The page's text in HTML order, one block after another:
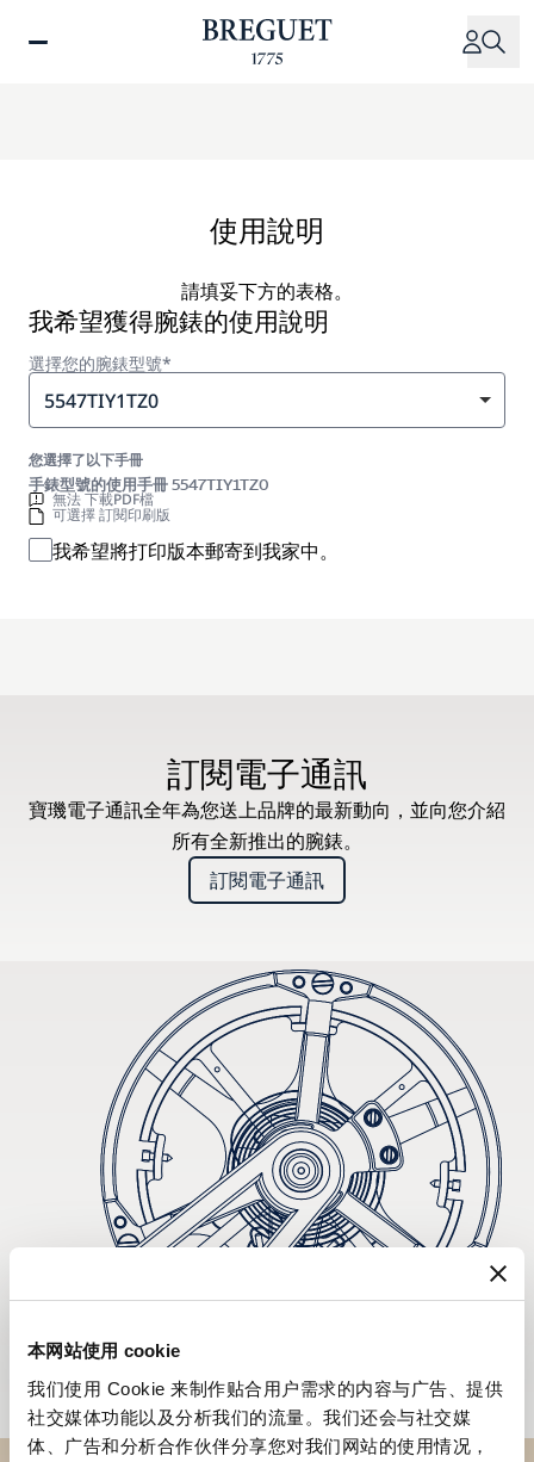
本网站使用 cookie
我们使用 Cookie 来制作贴合用户需求的内容与广告、提供
社交媒体功能以及分析我们的流量。我们还会与社交媒
体、广告和分析合作伙伴分享您对我们网站的使用情况，
使用說明
請填妥下方的表格。
我希望獲得腕錶的使用說明
選擇您的腕錶型號*
5547TIY1TZ0
您選擇了以下手冊
手錶型號的使用手冊 5547TIY1TZ0
無法 下載PDF檔
可選擇 訂閱印刷版
我希望將打印版本郵寄到我家中。
訂閱電子通訊
寶璣電子通訊全年為您送上品牌的最新動向，並向您介紹
所有全新推出的腕錶。
訂閱電子通訊